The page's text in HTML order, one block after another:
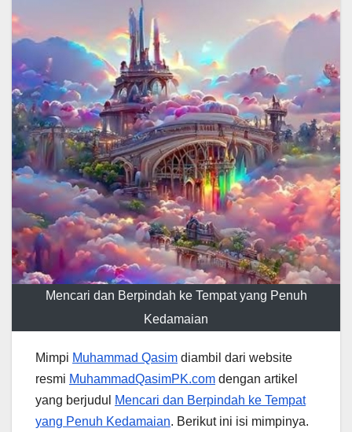
Mencari dan Berpindah ke Tempat yang Penuh
Kedamaian
Mimpi Muhammad Qasim diambil dari website
resmi MuhammadQasimPK.com dengan artikel
yang berjudul
Mencari dan Berpindah ke Tempat
yang Penuh Kedamaian. Berikut ini isi mimpinya.